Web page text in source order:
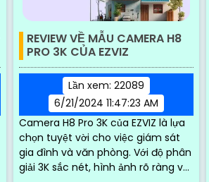
REVIEW VỀ MẪU CAMERA H8
PRO 3K CỦA EZVIZ
Lần xem: 22089
6/21/2024 11:47:23 AM
Camera H8 Pro 3K của EZVIZ là lựa
chọn tuyệt vời cho việc giám sát
gia đình và văn phòng. Với độ phân
giải 3K sắc nét, hình ảnh rõ ràng và